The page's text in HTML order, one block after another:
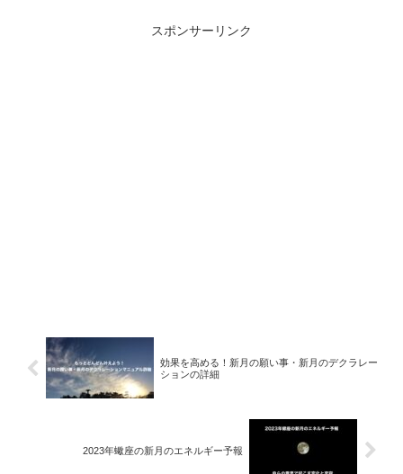
スポンサーリンク
効果を高める！新月の願い事・新月のデクラレー
ションの詳細
2023年蠍座の新月のエネルギー予報